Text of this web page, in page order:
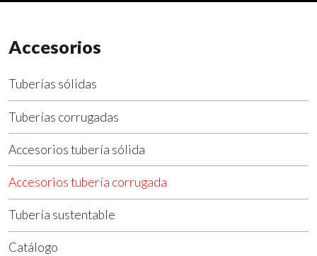
Accesorios
Tuberías sólidas
Tuberías corrugadas
Accesorios tubería sólida
Accesorios tubería corrugada
Tubería sustentable
Catálogo